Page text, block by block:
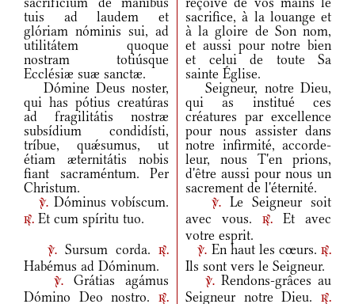
tuis ad laudem et
glóriam nóminis sui, ad
utilitátem quoque
nostram totiúsque
Ecclésiæ suæ sanctæ.
sacrifice, à la louange et
à la gloire de Son nom,
et aussi pour notre bien
et celui de toute Sa
sainte Église.
Dómine Deus noster,
qui has pótius creatúras
ad fragilitátis nostræ
subsídium condidísti,
tríbue, quǽsumus, ut
étiam æternitátis nobis
fiant sacraméntum. Per
Christum.
Seigneur, notre Dieu,
qui as institué ces
créatures par excellence
pour nous assister dans
notre infirmité, accorde-
leur, nous T'en prions,
d'être aussi pour nous un
sacrement de l'éternité.
v. Dóminus vobíscum.
r. Et cum spíritu tuo.
v.
Le Seigneur soit
avec vous.
r.
Et avec
votre esprit.
v. Sursum corda. r.
Habémus ad Dóminum.
v. En haut les cœurs. r.
Ils sont vers le Seigneur.
v.
Grátias agámus
Dómino Deo nostro.
r.
v.Rendons-grâces au
Seigneur notre Dieu.
r.